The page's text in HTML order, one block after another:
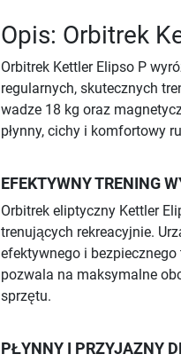
Opis: Orbitrek
Orbitrek Kettler Elipso P
regularnych, skutecznych
wadze 18 kg oraz
płynny, cichy i komfortowy
EFEKTYWNY TRENING
Orbitrek eliptyczny Kettler
trenujących rekreacyjnie.
efektywnego i
pozwala na maksymalne
sprzętu.
PŁYNNY I PRZYJAZNY